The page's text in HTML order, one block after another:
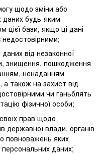
щодо зміни або
даних будь-яким
цієї бази, якщо ці дані
від незаконної
знищення, пошкодження
ненаданням
також на захист від
чи ганьблять
фізичної особи;
прав щодо
державної влади, органів
повноважень яких
даних;